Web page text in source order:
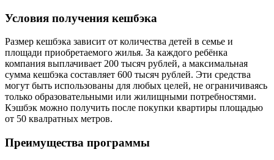
Условия получения кешбэка
Размер кешбэка зависит от количества детей в семье и
площади приобретаемого жилья. За каждого ребёнка
компания выплачивает 200 тысяч рублей, а максимальная
сумма кешбэка составляет 600 тысяч рублей. Эти средства
могут быть использованы для любых целей, не ограничиваясь
только образовательными или жилищными потребностями.
Кэшбэк можно получить после покупки квартиры площадью
от 50 квалратных метров.
Преимущества программы